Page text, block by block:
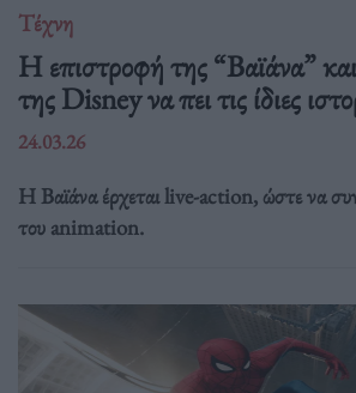
Τέχνη
Η επιστροφή της “Βαϊάνα”
της Disney να πει τις ίδιες
24.03.26
Η Βαϊάνα έρχεται live-action, ώστε να
του animation.